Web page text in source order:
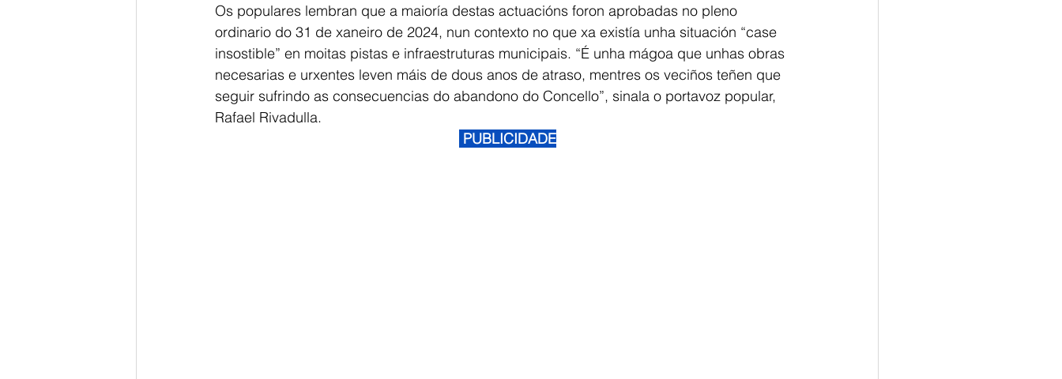
Os populares lembran que a maioría destas actuacións foron aprobadas no pleno
ordinario do 31 de xaneiro de 2024, nun contexto no que xa existía unha situación “case
insostible” en moitas pistas e infraestruturas municipais. “É unha mágoa que unhas obras
necesarias e urxentes leven máis de dous anos de atraso, mentres os veciños teñen que
seguir sufrindo as consecuencias do abandono do Concello”, sinala o portavoz popular,
Rafael Rivadulla.
PUBLICIDADE